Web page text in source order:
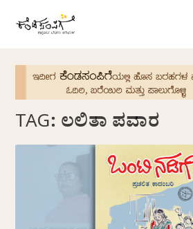
TAG: ಲಲಿತಾ ಪವಾರ